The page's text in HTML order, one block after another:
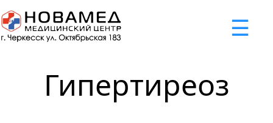
☰
x
Задать вопрос
Успешно
Мы свяжемся с вами в ближайшее время
Неудача
Некорректно введен номер телефона
Неудача
Отклонена капча
Неудача
Не введено имя или вопрос
Неудача
Не принято соглашение
Гипертиреоз